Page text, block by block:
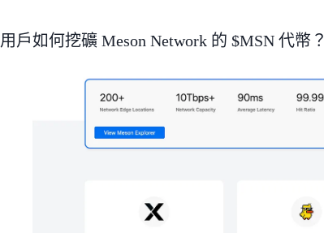
用戶如何挖礦 Meson Network 的 $MSN 代幣？